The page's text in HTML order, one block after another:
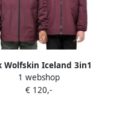
Wolfskin Iceland 3in1
Jacket Kids 3in1 jack
104 amaranth
1 webshop
€ 120,-